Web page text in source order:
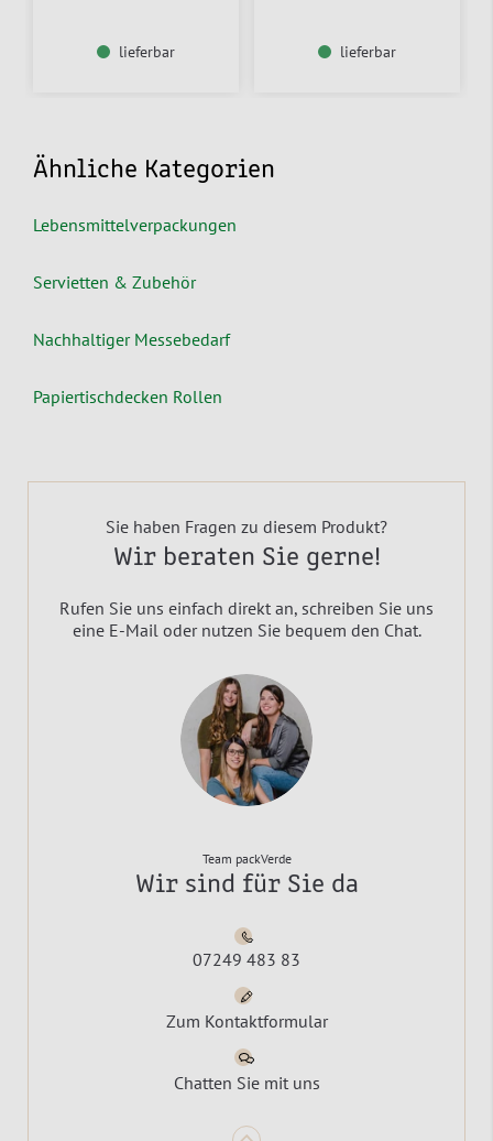
lieferbar lieferbar
Ähnliche Kategorien
Lebensmittelverpackungen
Servietten & Zubehör
Nachhaltiger Messebedarf
Papiertischdecken Rollen
Sie haben Fragen zu diesem Produkt?
Wir beraten Sie gerne!
Rufen Sie uns einfach direkt an, schreiben Sie uns
eine E-Mail oder nutzen Sie bequem den Chat.
Team packVerde
Wir sind für Sie da
07249 483 83
Zum Kontaktformular
Chatten Sie mit uns